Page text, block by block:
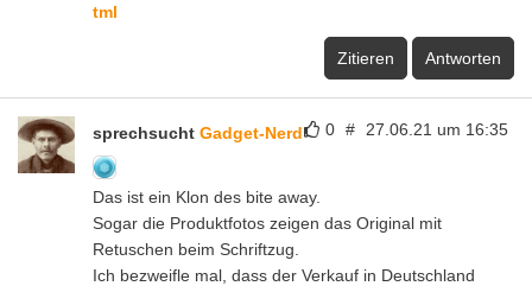
tml
Zitieren Antworten
0 # 27.06.21 um 16:35
sprechsucht Gadget-Nerd
Das ist ein Klon des bite away.
Sogar die Produktfotos zeigen das Original mit
Retuschen beim Schriftzug.
Ich bezweifle mal, dass der Verkauf in Deutschland